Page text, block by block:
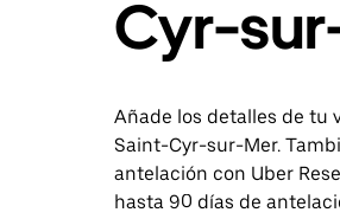
Cyr-
Añade los detalles de tu
Saint-Cyr-sur-Mer.
antelación con Uber
hasta 90 días de